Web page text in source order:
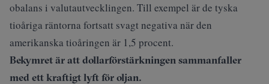
obalans i valutautvecklingen. Till exempel är de tyska
tioåriga räntorna fortsatt svagt negativa när den
amerikanska tioåringen är 1,5 procent.
Bekymret är att dollarförstärkningen sammanfaller
med ett kraftigt lyft för oljan.